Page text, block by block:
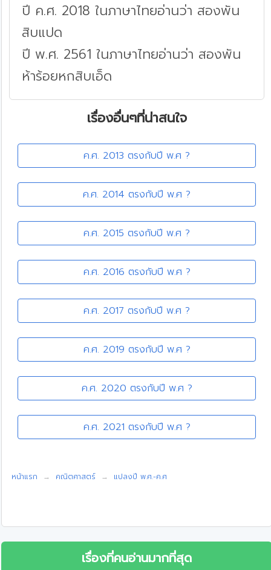
ปี ค.ศ. 2018 ในภาษาไทยอ่านว่า สองพัน
สิบแปด
ปี พ.ศ. 2561 ในภาษาไทยอ่านว่า สองพัน
ห้าร้อยหกสิบเอ็ด
เรื่องอื่นๆที่น่าสนใจ
ค.ศ. 2013 ตรงกับปี พ.ศ ?
ค.ศ. 2014 ตรงกับปี พ.ศ ?
ค.ศ. 2015 ตรงกับปี พ.ศ ?
ค.ศ. 2016 ตรงกับปี พ.ศ ?
ค.ศ. 2017 ตรงกับปี พ.ศ ?
ค.ศ. 2019 ตรงกับปี พ.ศ ?
ค.ศ. 2020 ตรงกับปี พ.ศ ?
ค.ศ. 2021 ตรงกับปี พ.ศ ?
หน้าแรก คณิตศาสตร์ แปลงปี พ.ศ.-ค.ศ
เรื่องที่คนอ่านมากที่สุด